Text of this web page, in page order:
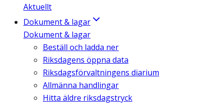
Aktuellt
Dokument & lagar
Dokument & lagar
Beställ och ladda ner
Riksdagens öppna data
Riksdagsförvaltningens diarium
Allmänna handlingar
Hitta äldre riksdagstryck